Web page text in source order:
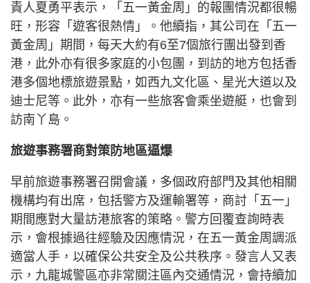
責人夏勇平表示，「五一黃金周」的報團情況都很暢
旺，形容「遊客很熱情」。他續指，其公司在「五一
黃金周」期間，每天大約有6至7個旅行團出發到香
港，此外亦有很多家庭的小包團，到訪的地方包括香
港多個地標旅遊景點，如西九文化區、星光大道以及
迪士尼等。此外，亦有一些旅客會乘坐遊艇，也會到
訪南丫島。
旅遊事務署商對策防地區逼爆
早前旅遊事務署召開會議，多個政府部門及其他相關
機構均有出席，包括警方及運輸署等，商討「五一」
期間應對大量訪港旅客的策略。警方回覆查詢時表
示，會根據過往經驗及因應情況，在五一黃金周調派
適當人手，以確保公共安全及公共秩序。發言人又表
示，九龍城警區亦非常關注區內交通情況，會持續加